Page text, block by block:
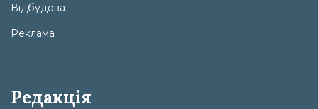
Відбудова
Реклама
Редакція